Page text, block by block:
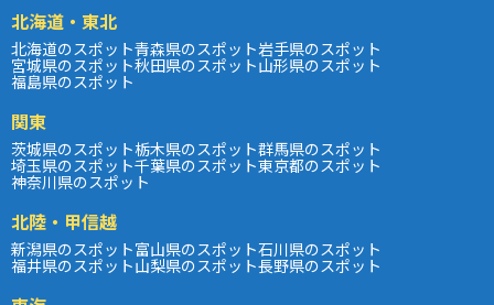
北海道・東北
北海道のスポット青森県のスポット岩手県のスポット
宮城県のスポット秋田県のスポット山形県のスポット
福島県のスポット
関東
茨城県のスポット栃木県のスポット群馬県のスポット
埼玉県のスポット千葉県のスポット東京都のスポット
神奈川県のスポット
北陸・甲信越
新潟県のスポット富山県のスポット石川県のスポット
福井県のスポット山梨県のスポット長野県のスポット